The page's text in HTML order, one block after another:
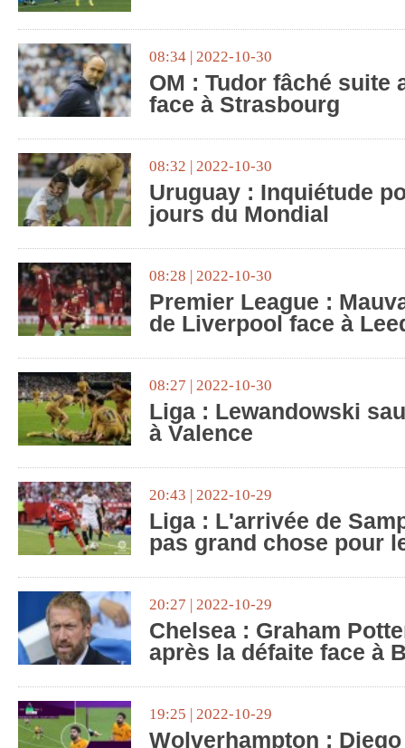
08:34 | 2022-10-30
OM : Tudor fâché suite
face à Strasbourg
08:32 | 2022-10-30
Uruguay : Inquiétude
jours du Mondial
08:28 | 2022-10-30
Premier League :
de Liverpool face à
08:27 | 2022-10-30
Liga : Lewandowski
à Valence
20:43 | 2022-10-29
Liga : L'arrivée de
pas grand chose pour
20:27 | 2022-10-29
Chelsea : Graham
après la défaite face à
19:25 | 2022-10-29
Wolverhampton :